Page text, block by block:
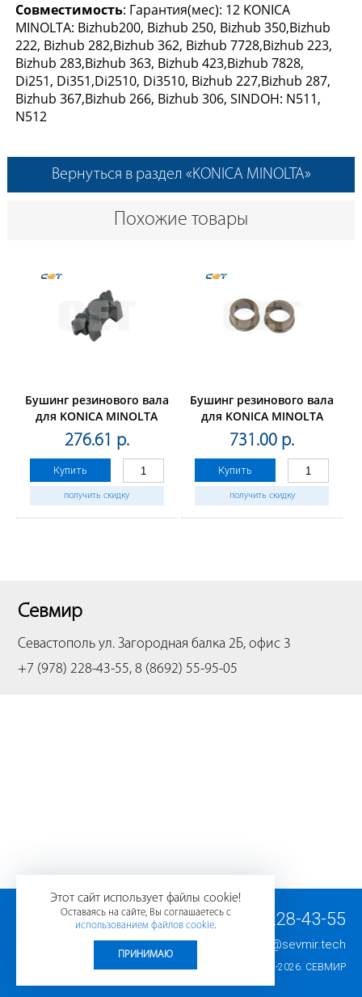
Совместимость: Гарантия(мес): 12 KONICA
MINOLTA: Bizhub200, Bizhub 250, Bizhub 350,Bizhub
222, Bizhub 282,Bizhub 362, Bizhub 7728,Bizhub 223,
Bizhub 283,Bizhub 363, Bizhub 423,Bizhub 7828,
Di251, Di351,Di2510, Di3510, Bizhub 227,Bizhub 287,
Bizhub 367,Bizhub 266, Bizhub 306, SINDOH: N511,
N512
Вернуться в раздел «KONICA MINOLTA»
Похожие товары
Бушинг резинового вала
для KONICA MINOLTA
Bizhub 162(CET), 2 шт/
компл, CET7244
276.61 р.
Купить
получить скидку
Бушинг резинового вала
для KONICA MINOLTA
Bizhub654/754/C654/C754
(CET), 2 шт/компл,
CET7173
731.00 р.
Купить
получить скидку
Севмир
Севастополь ул. Загородная балка 2Б, офис 3
+7 (978) 228-43-55, 8 (8692) 55-95-05
+7 (978) 228-43-55
info@sevmir.tech
© 2008-2026. СЕВМИР
Этот сайт использует файлы cookie!
Оставаясь на сайте, Вы соглашаетесь с
использованием файлов cookie.
ПРИНИМАЮ